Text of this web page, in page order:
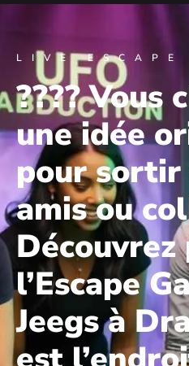
LIVE ESCAPE
???? Vous
une idée
pour
amis ou
l’Escape
Jeegs à